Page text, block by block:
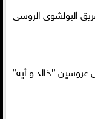
البولشوى الروسى
”خالد و أيه”